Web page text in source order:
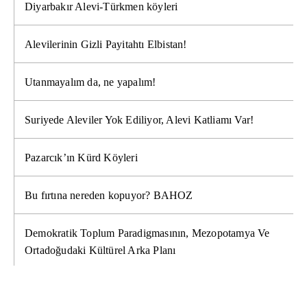
Diyarbakır Alevi-Türkmen köyleri
Alevilerinin Gizli Payitahtı Elbistan!
Utanmayalım da, ne yapalım!
Suriyede Aleviler Yok Ediliyor, Alevi Katliamı Var!
Pazarcık’ın Kürd Köyleri
Bu fırtına nereden kopuyor? BAHOZ
Demokratik Toplum Paradigmasının, Mezopotamya Ve
Ortadoğudaki Kültürel Arka Planı